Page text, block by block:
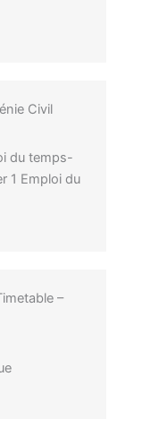
Civil
du temps-
1 Emploi du
–